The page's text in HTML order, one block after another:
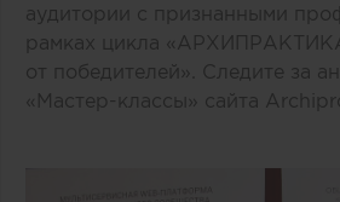
аудитории с признанными
рамках цикла
от победителей». Следите за
«Мастер-классы» сайта